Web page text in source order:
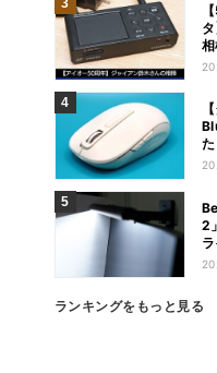
2
ランキングをもっと見る